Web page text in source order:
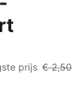
prijs € 2,50